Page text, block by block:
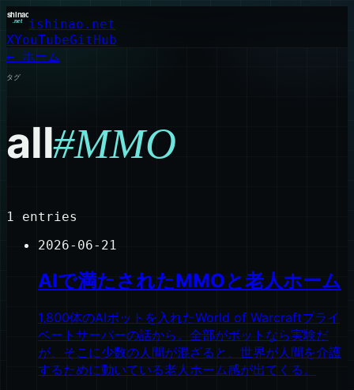
ishinao.net
XYouTubeGitHub
← ホーム
タグ
all#MMO
1
entries
2026-06-21
AIで満たされたMMOと老人ホーム
1,800体のAIボットを入れたWorld of Warcraftプライ
ベートサーバーの話から。全部がボットなら実験だ
が、そこに少数の人間が混ざると、世界が人間を介護
するために動いている老人ホーム感が出てくる。